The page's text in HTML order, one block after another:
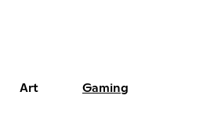
Art Gaming